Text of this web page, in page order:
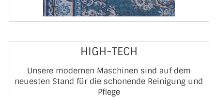
HIGH-TECH
Unsere modernen Maschinen sind auf dem
neuesten Stand für die schonende Reinigung und
Pflege